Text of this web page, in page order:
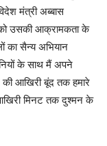
मंत्री अब्बास
को उसकी आक्रामकता के
का सैन्य अभियान
के साथ मैं अपने
आखिरी बूंद तक हमारे
मिनट तक दुश्मन के